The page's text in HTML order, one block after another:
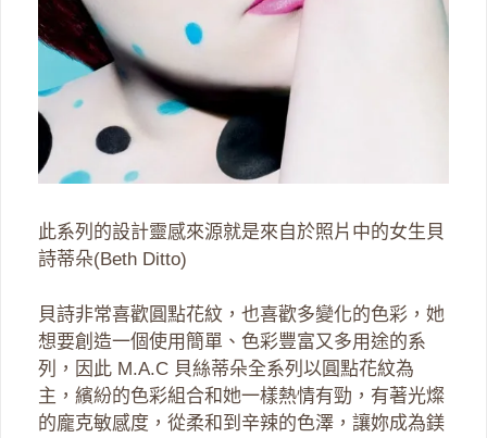
此系列的設計靈感來源就是來自於照片中的女生貝
詩蒂朵(Beth Ditto)
貝詩非常喜歡圓點花紋，也喜歡多變化的色彩，她
想要創造一個使用簡單、色彩豐富又多用途的系
列，因此 M.A.C 貝絲蒂朵全系列以圓點花紋為
主，繽紛的色彩組合和她一樣熱情有勁，有著光燦
的龐克敏感度，從柔和到辛辣的色澤，讓妳成為鎂